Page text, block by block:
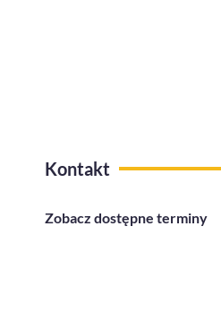
Kontakt
Zobacz dostępne terminy